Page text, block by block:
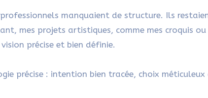
manquaient de structure. Ils
mes projets artistiques, comme mes croquis ou
précise et bien définie.
précise : intention bien tracée, choix méticuleux